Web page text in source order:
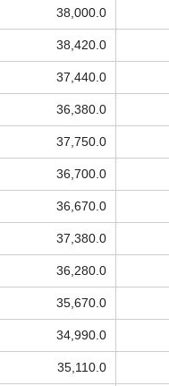
38,000.0
38,420.0
37,440.0
36,380.0
37,750.0
36,700.0
36,670.0
37,380.0
36,280.0
35,670.0
34,990.0
35,110.0